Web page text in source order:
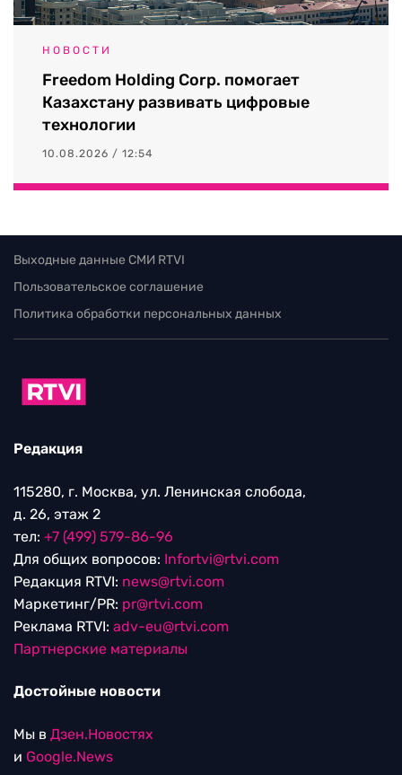
НОВОСТИ
Freedom Holding Corp. помогает
Казахстану развивать цифровые
технологии
10.08.2026 / 12:54
Выходные данные СМИ RTVI
Пользовательское соглашение
Политика обработки персональных данных
Редакция
115280, г. Москва, ул. Ленинская слобода,
д. 26, этаж 2
тел: +7 (499) 579-86-96
Для общих вопросов: Infortvi@rtvi.com
Редакция RTVI: news@rtvi.com
Маркетинг/PR: pr@rtvi.com
Реклама RTVI: adv-eu@rtvi.com
Партнерские материалы
Достойные новости
Мы в Дзен.Новостях
и Google.News